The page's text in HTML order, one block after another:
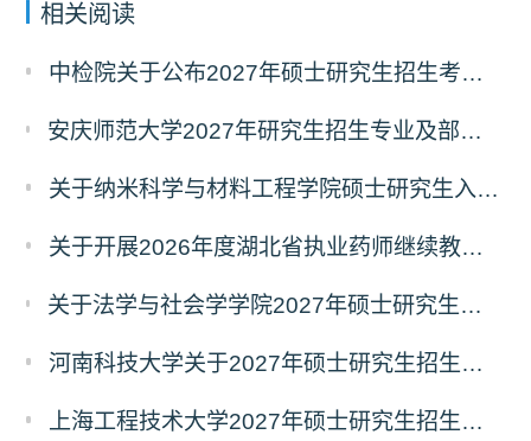
相关阅读
中检院关于公布2027年硕士研究生招生考试自命题科目考试大纲（初试）的通知
安庆师范大学2027年研究生招生专业及部分考试自命题科目调整温馨提示（7月23日更新）
关于纳米科学与材料工程学院硕士研究生入学考试（初试）考试科目变更的通知
关于开展2026年度湖北省执业药师继续教育 专业科目网络培训的通告
关于法学与社会学学院2027年硕士研究生招生考试（初试）考试科目及参考书目变更的通知
河南科技大学关于2027年硕士研究生招生考试部分专业初试科目调整的通知
上海工程技术大学2027年硕士研究生招生部分初试科目或参考书目更改清单